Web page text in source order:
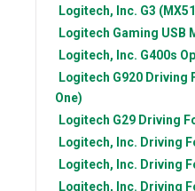
Logitech, Inc. G3
Logitech Gaming USB
Logitech, Inc. G400s
Logitech G920 Driving
One)
Logitech G29 Driving
Logitech, Inc. Driving
Logitech, Inc. Driving
Logitech, Inc. Driving